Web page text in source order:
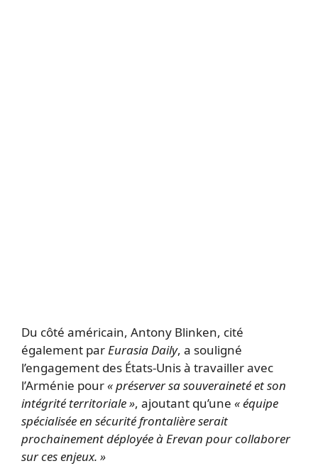
Du côté américain, Antony Blinken, cité
également parEurasia Daily, a souligné
l’engagement des États-Unis à travailler avec
l’Arménie pour« préserver sa souveraineté et son
intégrité territoriale », ajoutant qu’une « équipe
spécialisée en sécurité frontalière serait
prochainement déployée à Erevan pour collaborer
sur ces enjeux. »